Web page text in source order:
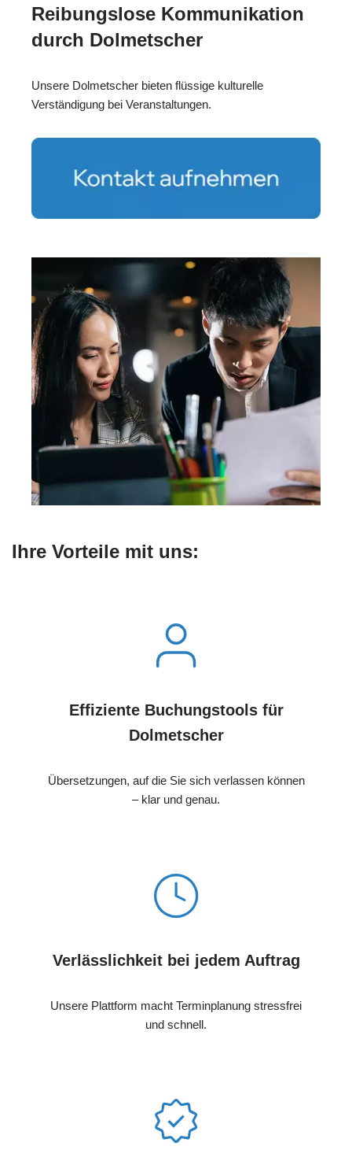
Reibungslose Kommunikation
durch Dolmetscher
Unsere Dolmetscher bieten flüssige kulturelle
Verständigung bei Veranstaltungen.
Ihre Vorteile mit uns:
Effiziente Buchungstools für
Dolmetscher
Übersetzungen, auf die Sie sich verlassen können
– klar und genau.
Verlässlichkeit bei jedem Auftrag
Unsere Plattform macht Terminplanung stressfrei
und schnell.